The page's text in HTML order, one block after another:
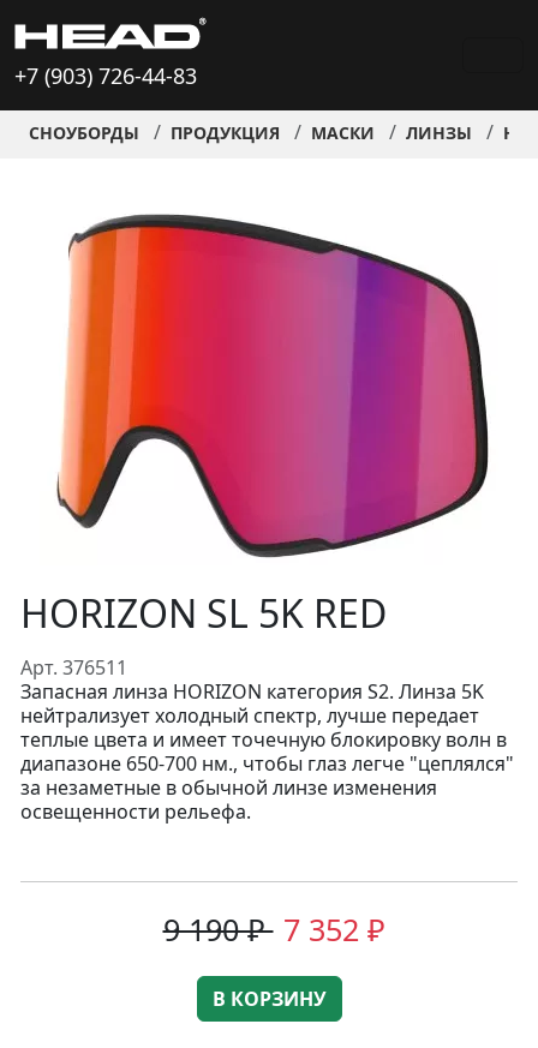
+7 (903) 726-44-83
СНОУБОРДЫ ПРОДУКЦИЯ МАСКИ ЛИНЗЫ
HORIZON SL 5K RED
Арт. 376511
Запасная линза HORIZON категория S2. Линза 5K
нейтрализует холодный спектр, лучше передает
теплые цвета и имеет точечную блокировку волн в
диапазоне 650-700 нм., чтобы глаз легче "цеплялся"
за незаметные в обычной линзе изменения
освещенности рельефа.
9 190 ₽ 7 352 ₽
В КОРЗИНУ